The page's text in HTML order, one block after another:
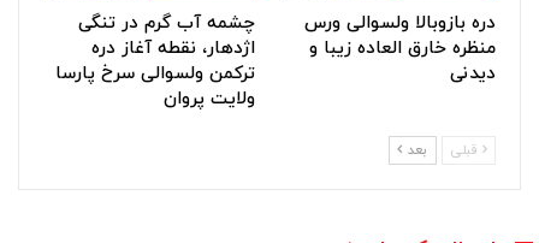
دره بازوبالا ولسوالی ورس
منظره خارق العاده زیبا و
دیدنی
چشمه آب گرم در تنگی
اژدهار، نقطه آغاز دره
ترکمن ولسوالی سرخ پارسا
ولایت پروان
قبلی بعد